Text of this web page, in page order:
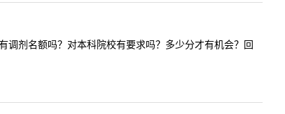
剂名额吗？对本科院校有要求吗？多少分才有机会？回